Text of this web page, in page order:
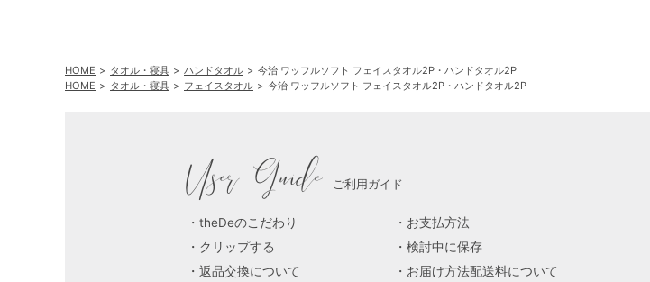
HOME タオル・寝具 ハンドタオル
今治 ワッフルソフト フェイスタオル2P・ハンドタオル2P
HOME
タオル・寝具 フェイスタオル 今治 ワッフルソフト フェイスタオル2P・ハンドタオル2P
User Guide ご利用ガイド
theDeのこだわり
お支払方法
クリップする
検討中に保存
返品交換について
お届け方法配送料について